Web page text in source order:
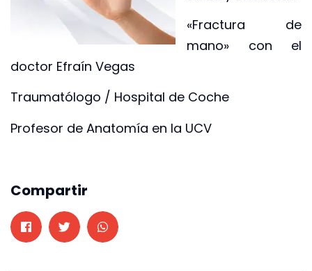
«Fractura de
mano» con el
doctor Efraín Vegas
Traumatólogo / Hospital de Coche
Profesor de Anatomía en la UCV
Compartir